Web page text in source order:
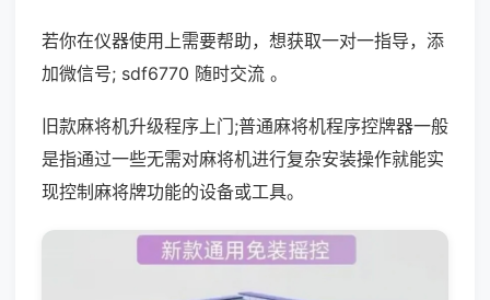
若你在仪器使用上需要帮助，想获取一对一指导，添
加微信号; sdf6770 随时交流 。
旧款麻将机升级程序上门;普通麻将机程序控牌器一般
是指通过一些无需对麻将机进行复杂安装操作就能实
现控制麻将牌功能的设备或工具。